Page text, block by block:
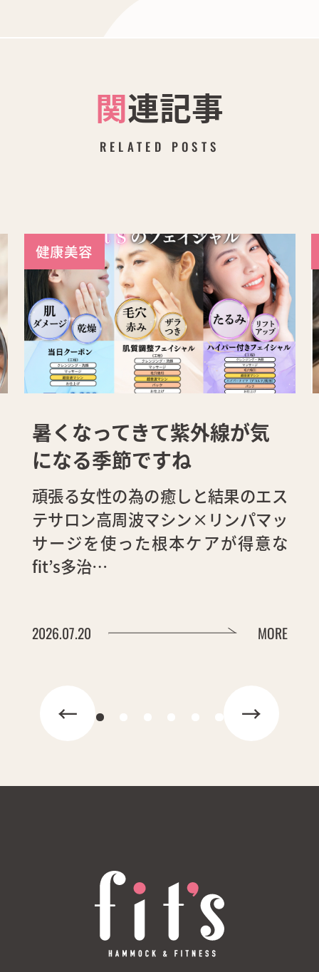
関連記事
RELATED POSTS
暑くなってきて紫外線が気
になる季節ですね
頑張る女性の為の癒しと結果のエス
テサロン高周波マシン×リンパマッ
サージを使った根本ケアが得意な
fit’s多治…
2026.07.20 MORE
健康美容